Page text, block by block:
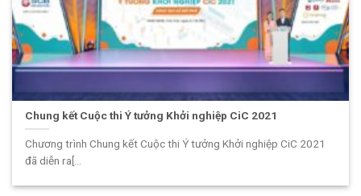
Chung kết Cuộc thi Ý tưởng Khởi nghiệp CiC 2021
Chương trình Chung kết Cuộc thi Ý tưởng Khởi nghiệp CiC 2021
đã diễn ra[...